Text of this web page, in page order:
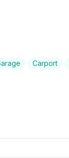
Carport